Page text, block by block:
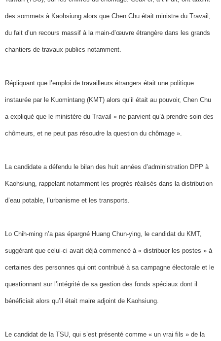
des sommets à Kaohsiung alors que Chen Chu était ministre du Travail,
du fait d’un recours massif à la main-d’œuvre étrangère dans les grands
chantiers de travaux publics notamment.
Répliquant que l’emploi de travailleurs étrangers était une politique
instaurée par le Kuomintang (KMT) alors qu’il était au pouvoir, Chen Chu
a expliqué que le ministère du Travail « ne parvient qu’à prendre soin des
chômeurs, et ne peut pas résoudre la question du chômage ».
La candidate a défendu le bilan des huit années d’administration DPP à
Kaohsiung, rappelant notamment les progrès réalisés dans la distribution
d’eau potable, l’urbanisme et les transports.
Lo Chih-ming n’a pas épargné Huang Chun-ying, le candidat du KMT,
suggérant que celui-ci avait déjà commencé à « distribuer les postes » à
certaines des personnes qui ont contribué à sa campagne électorale et le
questionnant sur l’intégrité de sa gestion des fonds spéciaux dont il
bénéficiait alors qu’il était maire adjoint de Kaohsiung.
Le candidat de la TSU, qui s’est présenté comme « un vrai fils » de la